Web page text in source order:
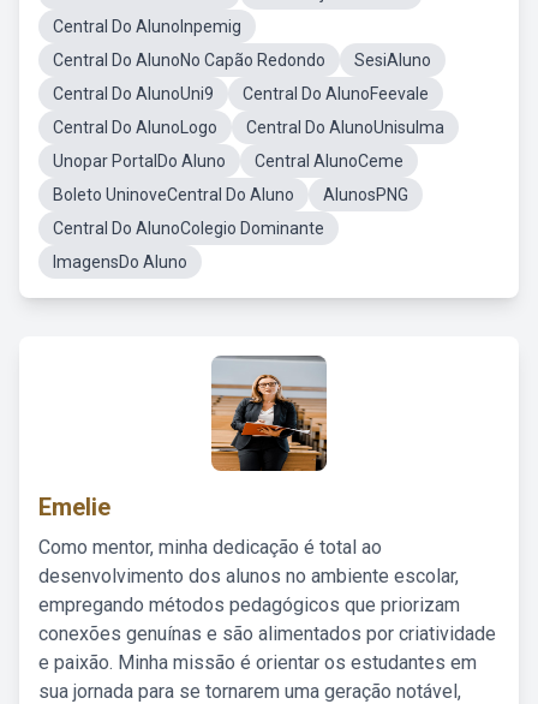
Central Do AlunoInpemig
Central Do AlunoNo Capão Redondo
SesiAluno
Central Do AlunoUni9
Central Do AlunoFeevale
Central Do AlunoLogo
Central Do AlunoUnisulma
Unopar PortalDo Aluno
Central AlunoCeme
Boleto UninoveCentral Do Aluno
AlunosPNG
Central Do AlunoColegio Dominante
ImagensDo Aluno
Emelie
Como mentor, minha dedicação é total ao
desenvolvimento dos alunos no ambiente escolar,
empregando métodos pedagógicos que priorizam
conexões genuínas e são alimentados por criatividade
e paixão. Minha missão é orientar os estudantes em
sua jornada para se tornarem uma geração notável,